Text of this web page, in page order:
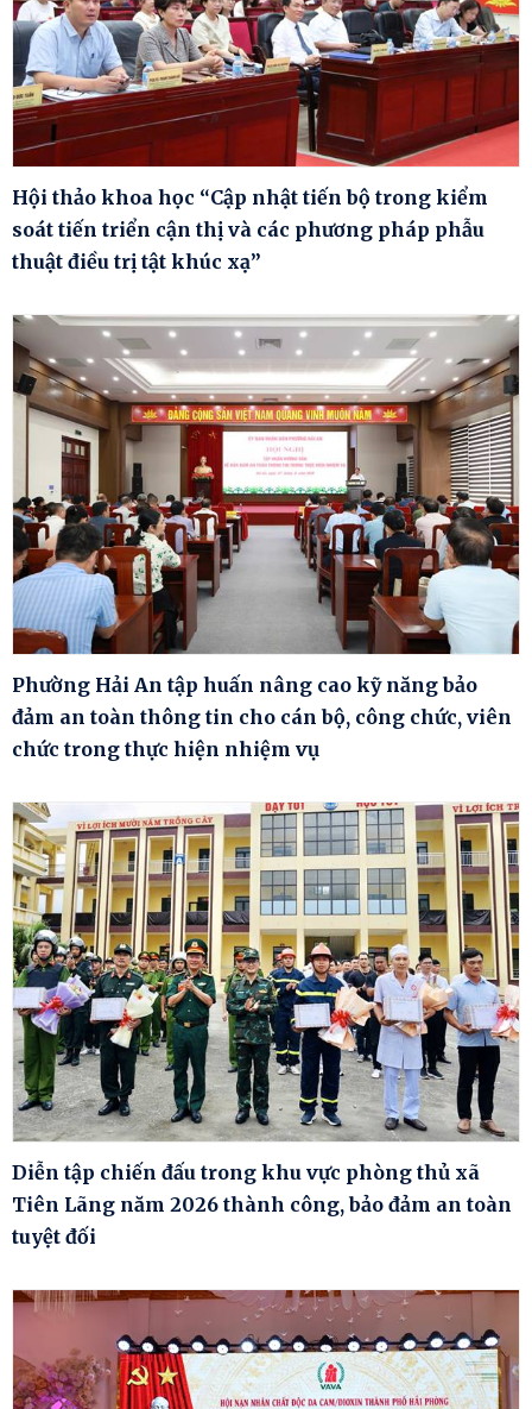
Hội thảo khoa học “Cập nhật tiến bộ trong kiểm
soát tiến triển cận thị và các phương pháp phẫu
thuật điều trị tật khúc xạ”
Phường Hải An tập huấn nâng cao kỹ năng bảo
đảm an toàn thông tin cho cán bộ, công chức, viên
chức trong thực hiện nhiệm vụ
Diễn tập chiến đấu trong khu vực phòng thủ xã
Tiên Lãng năm 2026 thành công, bảo đảm an toàn
tuyệt đối